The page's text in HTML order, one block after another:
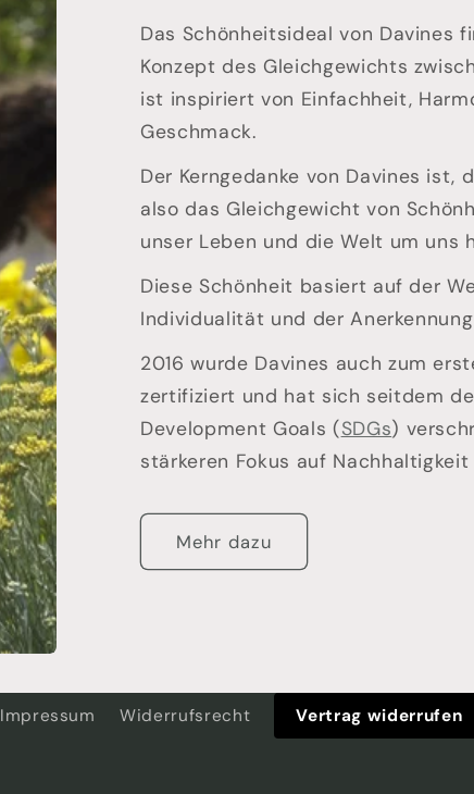
Das Schönheitsideal von Davines
Konzept des Gleichgewichts
ist inspiriert von Einfachheit,
Geschmack.
Der Kerngedanke von Davines ist,
also das Gleichgewicht von
unser Leben und die Welt um uns
Diese Schönheit basiert auf der
Individualität und der
2016 wurde Davines auch zum
zertifiziert und hat sich seitdem
Development Goals (SDGs)
stärkeren Fokus auf Nachhaltigkeit
Mehr dazu
Impressum Widerrufsrecht Vertrag widerrufen